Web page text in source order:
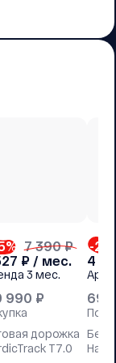
% 7 390 ₽
₽ / мес.
3 мес.
990 ₽
дорожка
T7.0
-23
4
69